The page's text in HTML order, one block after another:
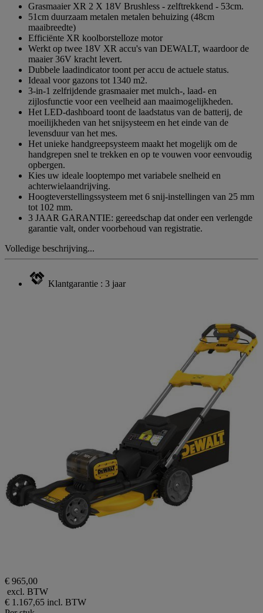
Grasmaaier XR 2 X 18V Brushless - zelftrekkend - 53cm.
51cm duurzaam metalen metalen behuizing (48cm
maaibreedte)
Efficiënte XR koolborstelloze motor
Werkt op twee 18V XR accu's van DEWALT, waardoor de
maaier 36V kracht levert.
Dubbele laadindicator toont per accu de actuele status.
Ideaal voor gazons tot 1340 m2.
3-in-1 zelfrijdende grasmaaier met mulch-, laad- en
zijlosfunctie voor een veelheid aan maaimogelijkheden.
Het LED-dashboard toont de laadstatus van de batterij, de
moeilijkheden van het snijsysteem en het einde van de
levensduur van het mes.
Het unieke handgreepsysteem maakt het mogelijk om de
handgrepen snel te trekken en op te vouwen voor eenvoudig
opbergen.
Kies uw ideale looptempo met variabele snelheid en
achterwielaandrijving.
Hoogteverstellingssysteem met 6 snij-instellingen van 25 mm
tot 102 mm.
3 JAAR GARANTIE: gereedschap dat onder een verlengde
garantie valt, onder voorbehoud van registratie.
Volledige beschrijving...
Klantgarantie : 3 jaar
€ 965,00
excl. BTW
€ 1.167,65 incl. BTW